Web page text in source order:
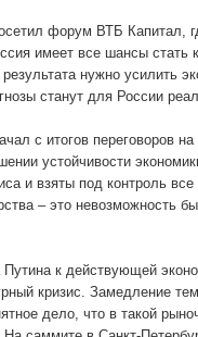
форум ВТБ Капитал,
имеет все шансы стать
нужно усилить
станут для России
с итогов переговоров
устойчивости
и взяты под контроль
– это невозможность
к действующей
кризис. Замедление
дело, что в такой